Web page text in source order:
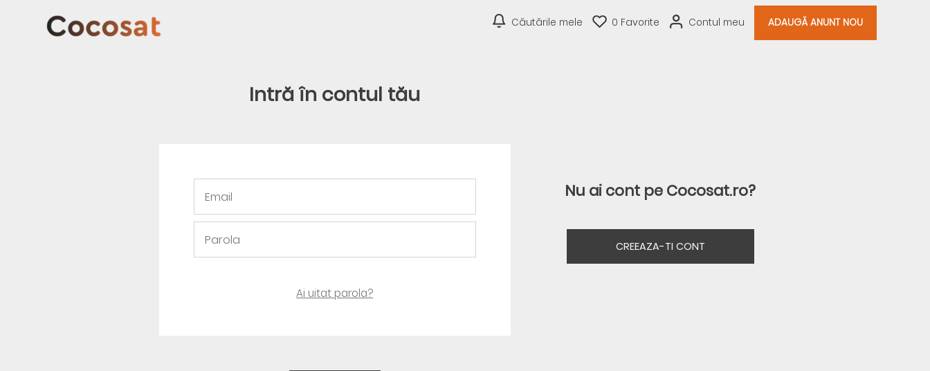
Căutările mele 0 Favorite Contul meu ADAUGĂ ANUNT NOU
Intră în contul tău
Ai uitat parola?
Nu ai cont pe Cocosat.ro?
CREEAZA-TI CONT